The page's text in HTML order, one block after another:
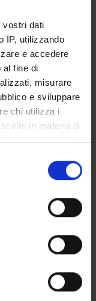
vostri dati
IP, utilizzando
e accedere
al fine di
misurare
e sviluppare
chi utilizza i
in materia di
proprietà digitale
in qualsiasi
o facendo clic
posizione
di qualche